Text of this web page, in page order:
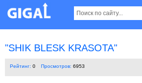
"SHIK BLESK KRASOTA"
Рейтинг: 0 Просмотров: 6953